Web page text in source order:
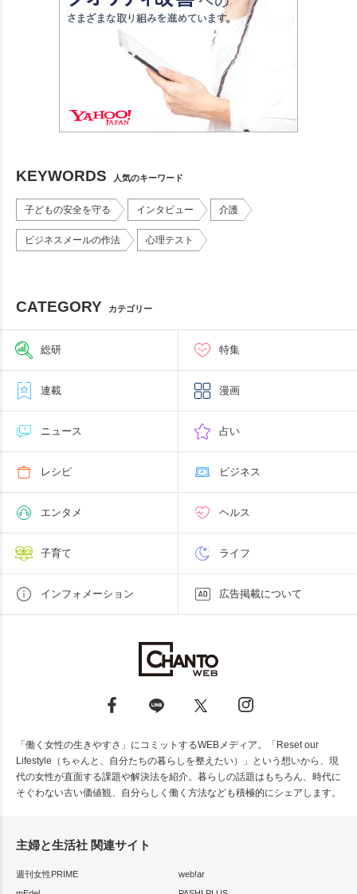
KEYWORDS 人気のキーワード
子どもの安全を守る インタビュー 介護
ビジネスメールの作法 心理テスト
CATEGORY カテゴリー
総研 特集
連載 漫画
ニュース 占い
レシピ ビジネス
エンタメ ヘルス
子育て ライフ
インフォメーション 広告掲載について
「働く女性の生きやすさ」にコミットするWEBメディア。「Reset our
Lifestyle（ちゃんと、自分たちの暮らしを整えたい）」という想いから、現
代の女性が直面する課題や解決法を紹介。暮らしの話題はもちろん、時代に
そぐわない古い価値観、自分らしく働く方法なども積極的にシェアします。
主婦と生活社 関連サイト
週刊女性PRIME
web!ar